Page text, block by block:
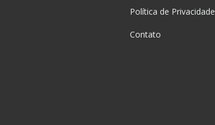
Política de Privacidade
Contato